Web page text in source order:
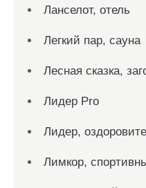
Ланселот, отель
Легкий пар, сауна
Лесная сказка,
Лидер Pro
Лидер,
Лимкор,